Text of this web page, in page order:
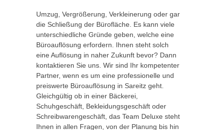
Umzug, Vergrößerung, Verkleinerung oder gar
die Schließung der Bürofläche. Es kann viele
unterschiedliche Gründe geben, welche eine
Büroauflösung erfordern. Ihnen steht solch
eine Auflösung in naher Zukunft bevor? Dann
kontaktieren Sie uns. Wir sind Ihr kompetenter
Partner, wenn es um eine professionelle und
preiswerte Büroauflösung in Sareitz geht.
Gleichgültig ob in einer Bäckerei,
Schuhgeschäft, Bekleidungsgeschäft oder
Schreibwarengeschäft, das Team Deluxe steht
Ihnen in allen Fragen, von der Planung bis hin